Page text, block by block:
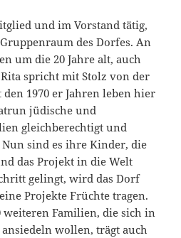
und im Vorstand tätig,
des Dorfes. An
um die 20 Jahre alt, auch
spricht mit Stolz von der
den 1970 er Jahren leben hier
jüdische und
gleichberechtigt und
sind es ihre Kinder, die
das Projekt in die Welt
gelingt, wird das Dorf
Projekte Früchte tragen.
weiteren Familien, die sich in
wollen, trägt auch